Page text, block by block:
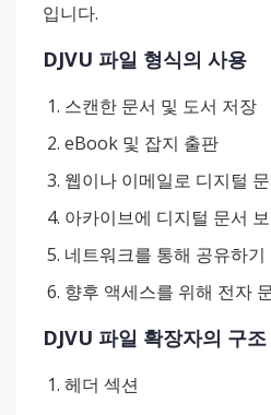
입니다.
DJVU 파일 형식의 사용
스캔한 문서 및 도서 저장
eBook 및 잡지 출판
웹이나 이메일로 디지털
아카이브에 디지털 문서
네트워크를 통해 공유하
향후 액세스를 위해 전자
DJVU 파일 확장자의 구조
헤더 섹션